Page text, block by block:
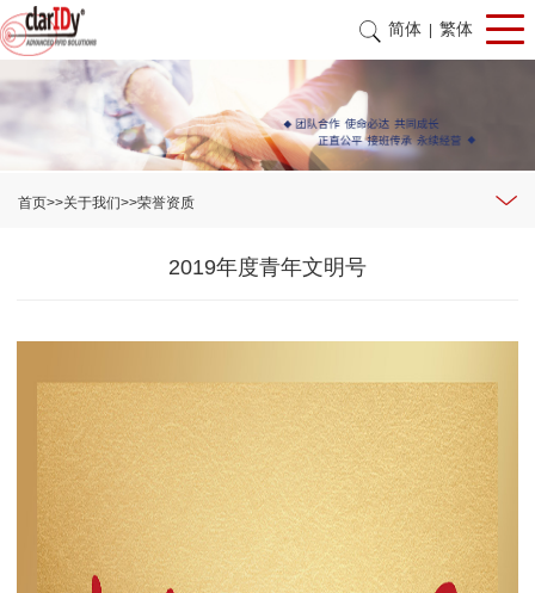
简体 繁体
首页>>关于我们>>荣誉资质
2019年度青年文明号